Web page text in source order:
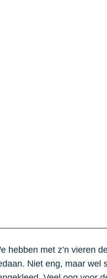
hebben met z’n vieren
Niet eng, maar wel